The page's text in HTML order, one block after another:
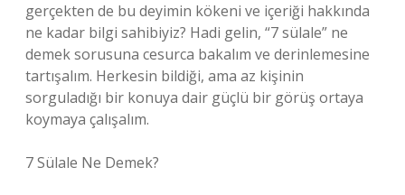
gerçekten de bu deyimin kökeni ve içeriği hakkında
ne kadar bilgi sahibiyiz? Hadi gelin, “7 sülale” ne
demek sorusuna cesurca bakalım ve derinlemesine
tartışalım. Herkesin bildiği, ama az kişinin
sorguladığı bir konuya dair güçlü bir görüş ortaya
koymaya çalışalım.
7 Sülale Ne Demek?